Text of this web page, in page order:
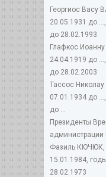
Георгиос Васу
20.05.1931 до
до 28.02.1993
Глафкос
24.04.1919 до
до 28.02.2003
Тассос
07.01.1934 до
до ...
Президенты
администрации
Фазиль КЮЧЮК,
15.01.1984,
28.02.1973